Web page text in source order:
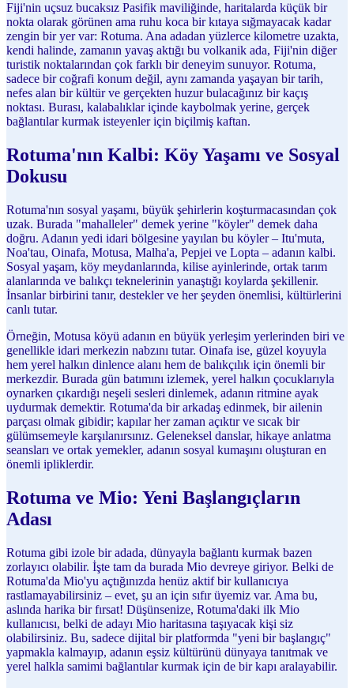
Fiji'nin uçsuz bucaksız Pasifik maviliğinde, haritalarda küçük bir
nokta olarak görünen ama ruhu koca bir kıtaya sığmayacak kadar
zengin bir yer var: Rotuma. Ana adadan yüzlerce kilometre uzakta,
kendi halinde, zamanın yavaş aktığı bu volkanik ada, Fiji'nin diğer
turistik noktalarından çok farklı bir deneyim sunuyor. Rotuma,
sadece bir coğrafi konum değil, aynı zamanda yaşayan bir tarih,
nefes alan bir kültür ve gerçekten huzur bulacağınız bir kaçış
noktası. Burası, kalabalıklar içinde kaybolmak yerine, gerçek
bağlantılar kurmak isteyenler için biçilmiş kaftan.
Rotuma'nın Kalbi: Köy Yaşamı ve Sosyal
Dokusu
Rotuma'nın sosyal yaşamı, büyük şehirlerin koşturmacasından çok
uzak. Burada "mahalleler" demek yerine "köyler" demek daha
doğru. Adanın yedi idari bölgesine yayılan bu köyler – Itu'muta,
Noa'tau, Oinafa, Motusa, Malha'a, Pepjei ve Lopta – adanın kalbi.
Sosyal yaşam, köy meydanlarında, kilise ayinlerinde, ortak tarım
alanlarında ve balıkçı teknelerinin yanaştığı koylarda şekillenir.
İnsanlar birbirini tanır, destekler ve her şeyden önemlisi, kültürlerini
canlı tutar.
Örneğin, Motusa köyü adanın en büyük yerleşim yerlerinden biri ve
genellikle idari merkezin nabzını tutar. Oinafa ise, güzel koyuyla
hem yerel halkın dinlence alanı hem de balıkçılık için önemli bir
merkezdir. Burada gün batımını izlemek, yerel halkın çocuklarıyla
oynarken çıkardığı neşeli sesleri dinlemek, adanın ritmine ayak
uydurmak demektir. Rotuma'da bir arkadaş edinmek, bir ailenin
parçası olmak gibidir; kapılar her zaman açıktır ve sıcak bir
gülümsemeyle karşılanırsınız. Geleneksel danslar, hikaye anlatma
seansları ve ortak yemekler, adanın sosyal kumaşını oluşturan en
önemli ipliklerdir.
Rotuma ve Mio: Yeni Başlangıçların
Adası
Rotuma gibi izole bir adada, dünyayla bağlantı kurmak bazen
zorlayıcı olabilir. İşte tam da burada Mio devreye giriyor. Belki de
Rotuma'da Mio'yu açtığınızda henüz aktif bir kullanıcıya
rastlamayabilirsiniz – evet, şu an için sıfır üyemiz var. Ama bu,
aslında harika bir fırsat! Düşünsenize, Rotuma'daki ilk Mio
kullanıcısı, belki de adayı Mio haritasına taşıyacak kişi siz
olabilirsiniz. Bu, sadece dijital bir platformda "yeni bir başlangıç"
yapmakla kalmayıp, adanın eşsiz kültürünü dünyaya tanıtmak ve
yerel halkla samimi bağlantılar kurmak için de bir kapı aralayabilir.